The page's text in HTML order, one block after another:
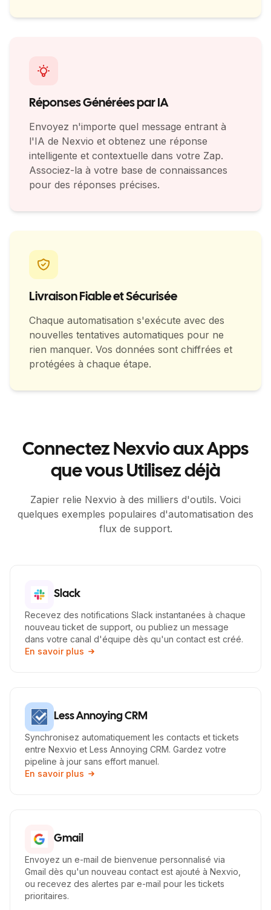
Réponses Générées par IA
Envoyez n'importe quel message entrant à
l'IA de Nexvio et obtenez une réponse
intelligente et contextuelle dans votre Zap.
Associez-la à votre base de connaissances
pour des réponses précises.
Livraison Fiable et Sécurisée
Chaque automatisation s'exécute avec des
nouvelles tentatives automatiques pour ne
rien manquer. Vos données sont chiffrées et
protégées à chaque étape.
Connectez Nexvio aux Apps
que vous Utilisez déjà
Zapier relie Nexvio à des milliers d'outils. Voici
quelques exemples populaires d'automatisation des
flux de support.
Slack
Recevez des notifications Slack instantanées à chaque
nouveau ticket de support, ou publiez un message
dans votre canal d'équipe dès qu'un contact est créé.
En savoir plus
Less Annoying CRM
Synchronisez automatiquement les contacts et tickets
entre Nexvio et Less Annoying CRM. Gardez votre
pipeline à jour sans effort manuel.
En savoir plus
Gmail
Envoyez un e-mail de bienvenue personnalisé via
Gmail dès qu'un nouveau contact est ajouté à Nexvio,
ou recevez des alertes par e-mail pour les tickets
prioritaires.